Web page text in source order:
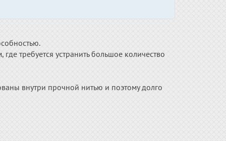
требуется устранить большое количество
внутри прочной нитью и поэтому долго